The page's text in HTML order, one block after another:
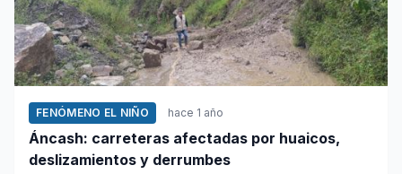
FENÓMENO EL NIÑO hace 1 año
Áncash: carreteras afectadas por huaicos,
deslizamientos y derrumbes